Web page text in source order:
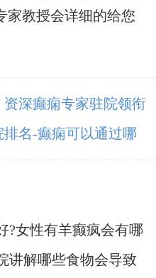
家教授会详细的给您
资深癫痫专家驻院领衔
名-癫痫可以通过哪
?女性有羊癫疯会有哪
讲解哪些食物会导致